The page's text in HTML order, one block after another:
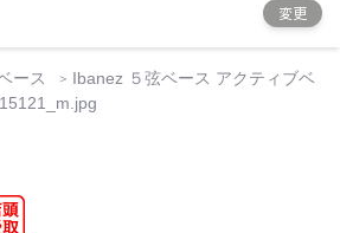
変更
ース
Ibanez ５弦ベース アクティブベ